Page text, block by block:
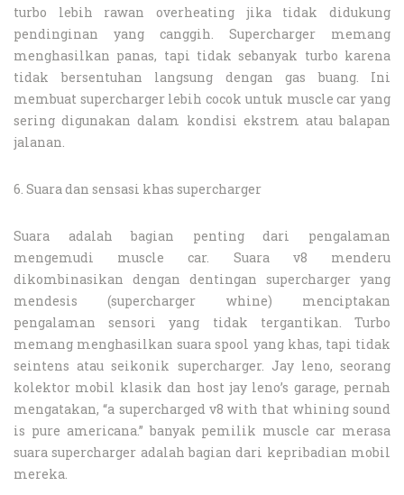
turbo lebih rawan overheating jika tidak didukung
pendinginan yang canggih. Supercharger memang
menghasilkan panas, tapi tidak sebanyak turbo karena
tidak bersentuhan langsung dengan gas buang. Ini
membuat supercharger lebih cocok untuk muscle car yang
sering digunakan dalam kondisi ekstrem atau balapan
jalanan.
6. Suara dan sensasi khas supercharger
Suara adalah bagian penting dari pengalaman
mengemudi muscle car. Suara v8 menderu
dikombinasikan dengan dentingan supercharger yang
mendesis (supercharger whine) menciptakan
pengalaman sensori yang tidak tergantikan. Turbo
memang menghasilkan suara spool yang khas, tapi tidak
seintens atau seikonik supercharger. Jay leno, seorang
kolektor mobil klasik dan host jay leno’s garage, pernah
mengatakan, “a supercharged v8 with that whining sound
is pure americana.” banyak pemilik muscle car merasa
suara supercharger adalah bagian dari kepribadian mobil
mereka.